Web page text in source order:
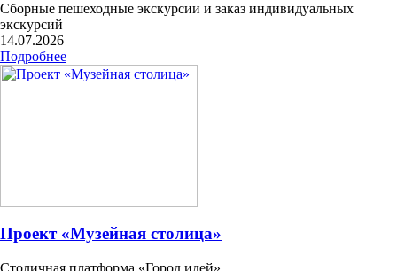
Сборные пешеходные экскурсии и заказ индивидуальных
экскурсий
14.07.2026
Подробнее
Проект «Музейная столица»
Столичная платформа «Город идей»